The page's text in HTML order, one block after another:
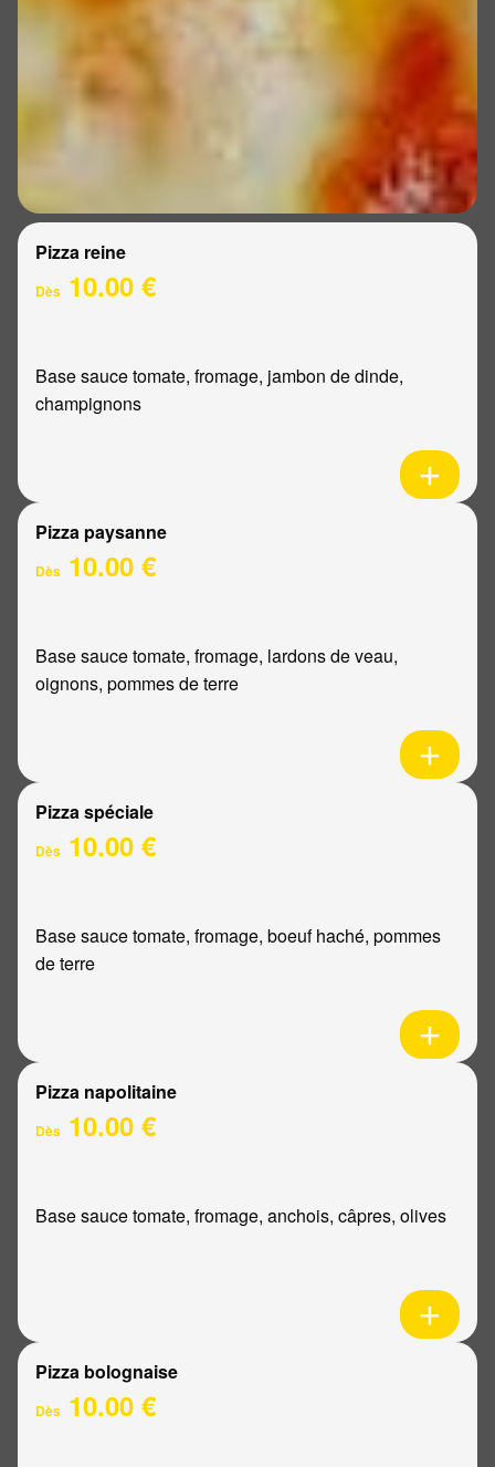
Pizza reine
Dès 10.00 €
Base sauce tomate, fromage, jambon de dinde,
champignons
Pizza paysanne
Dès 10.00 €
Base sauce tomate, fromage, lardons de veau,
oignons, pommes de terre
Pizza spéciale
Dès 10.00 €
Base sauce tomate, fromage, boeuf haché, pommes
de terre
Pizza napolitaine
Dès 10.00 €
Base sauce tomate, fromage, anchois, câpres, olives
Pizza bolognaise
Dès 10.00 €